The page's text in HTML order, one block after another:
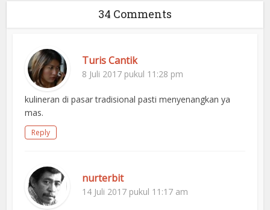
34 Comments
Turis Cantik
8 Juli 2017 pukul 11:28 pm
kulineran di pasar tradisional pasti menyenangkan ya
mas.
Reply
nurterbit
14 Juli 2017 pukul 11:17 am